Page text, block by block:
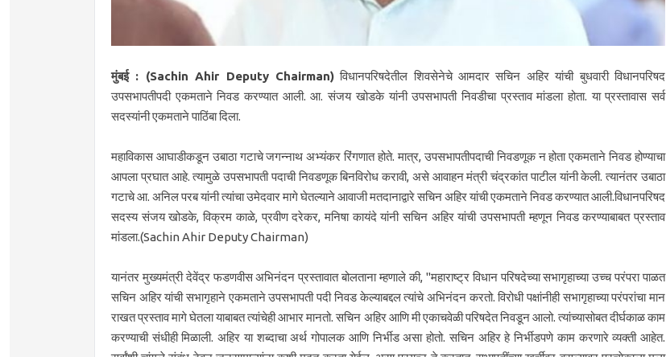
मुंबई : (Sachin Ahir Deputy Chairman)विधानपरिषदेतील शिवसेनेचे आमदार सचिन अहिर यांची बुधवारी विधानपरिषद
उपसभापतीपदी एकमताने निवड करण्यात आली. आ. संजय खोडके यांनी उपसभापती निवडीचा प्रस्ताव मांडला होता. या प्रस्तावास सर्व
सदस्यांनी एकमताने पाठिंबा दिला.
महाविकास आघाडीकडून उबाठा गटाचे जगन्नाथ अभ्यंकर रिंगणात होते. मात्र, उपसभापतीपदाची निवडणूक न होता एकमताने निवड होण्याचा
आपला प्रघात आहे. त्यामुळे उपसभापती पदाची निवडणूक बिनविरोध करावी, असे आवाहन मंत्री चंद्रकांत पाटील यांनी केली. त्यानंतर उबाठा
गटाचे आ. अनिल परब यांनी त्यांचा उमेदवार मागे घेतल्याने आवाजी मतदानाद्वारे सचिन अहिर यांची एकमताने निवड करण्यात आली.विधानपरिषद
सदस्य संजय खोडके, विक्रम काळे, प्रवीण दरेकर, मनिषा कायंदे यांनी सचिन अहिर यांची उपसभापती म्हणून निवड करण्याबाबत प्रस्ताव
मांडला.(Sachin Ahir Deputy Chairman)
यानंतर मुख्यमंत्री देवेंद्र फडणवीस अभिनंदन प्रस्तावात बोलताना म्हणाले की, "महाराष्ट्र विधान परिषदेच्या सभागृहाच्या उच्च परंपरा पाळत
सचिन अहिर यांची सभागृहाने एकमताने उपसभापती पदी निवड केल्याबद्दल त्यांचे अभिनंदन करतो. विरोधी पक्षांनीही सभागृहाच्या परंपरांचा मान
राखत प्रस्ताव मागे घेतला याबाबत त्यांचेही आभार मानतो. सचिन अहिर आणि मी एकाचवेळी परिषदेत निवडून आलो. त्यांच्यासोबत दीर्घकाळ काम
करण्याची संधीही मिळाली. अहिर या शब्दाचा अर्थ गोपालक आणि निर्भीड असा होतो. सचिन अहिर हे निर्भीडपणे काम करणारे व्यक्ती आहेत.